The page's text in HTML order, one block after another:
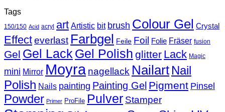
Tags
150/150 Acid acryl art Artistic bit brush Colour Gel Crystal
Effecteverlast Farbgel Feile Foil Folie Fräser fusion
Gel Gel Lack Gel Polish glitter Lack Magic
mini Mirror Moyra nagellack Nailart Nail
Polish Nails painting Painting Gel Pigment Pinsel
Powder Primer ProFile Pulver Stamper